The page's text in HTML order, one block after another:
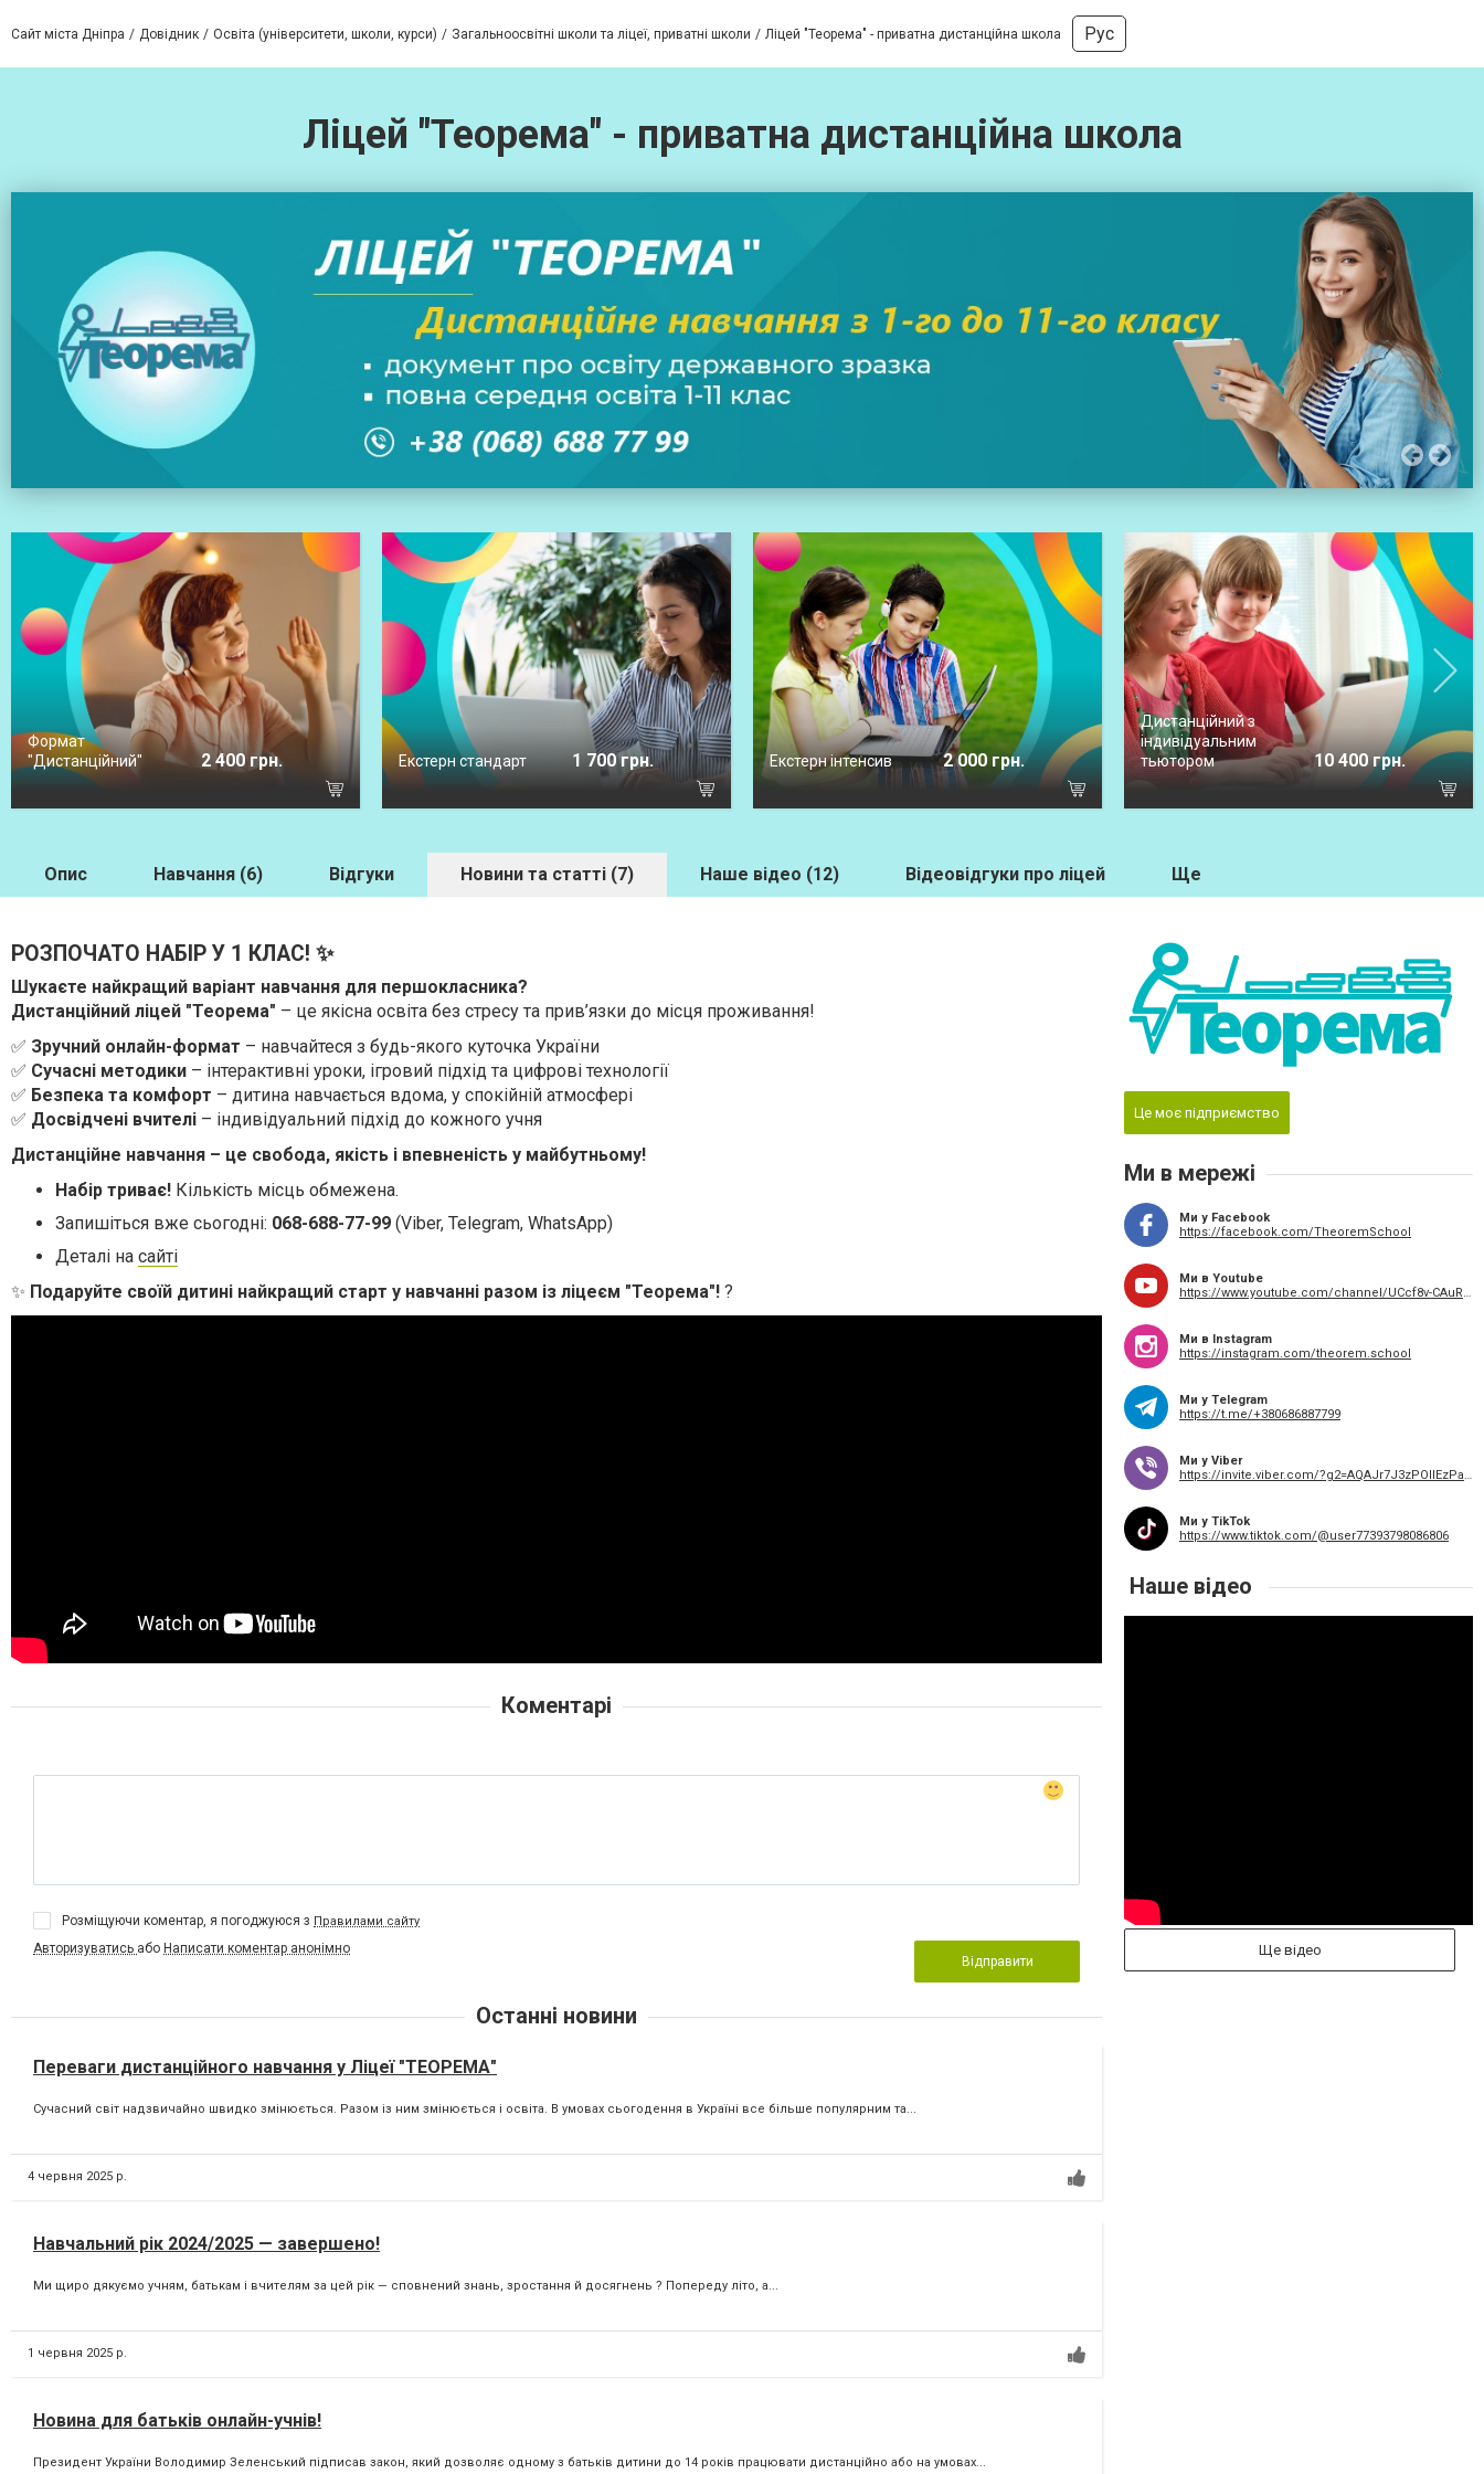
Сайт міста Дніпра Довідник Освіта (університети, школи, курси) Загальноосвітні школи та ліцеї, приватні школи Ліцей "Теорема" - приватна дистанційна школа Рус
Ліцей "Теорема" - приватна дистанційна школа
Формат
"Дистанційний"
2 400 грн. Екстерн стандарт 1 700 грн. Екстерн інтенсив 2 000 грн.
Дистанційний з
індивідуальним
тьютором
10 400 грн.
Опис Навчання (6) Відгуки Новини та статті (7) Наше відео (12) Відеовідгуки про ліцей Ще
РОЗПОЧАТО НАБІР У 1 КЛАС! ✨
Шукаєте найкращий варіант навчання для першокласника?
Дистанційний ліцей "Теорема" – це якісна освіта без стресу та прив’язки до місця проживання!
✅ Зручний онлайн-формат – навчайтеся з будь-якого куточка України
✅ Сучасні методики – інтерактивні уроки, ігровий підхід та цифрові технології
✅ Безпека та комфорт – дитина навчається вдома, у спокійній атмосфері
✅ Досвідчені вчителі – індивідуальний підхід до кожного учня
Дистанційне навчання – це свобода, якість і впевненість у майбутньому!
Набір триває! Кількість місць обмежена.
Запишіться вже сьогодні: 068-688-77-99 (Viber, Telegram, WhatsApp)
Деталі на сайті
✨ Подаруйте своїй дитині найкращий старт у навчанні разом із ліцеєм "Теорема"! ?
Коментарі
Розміщуючи коментар, я погоджуюся з Правилами сайту
Авторизуватись або Написати коментар анонімно
Відправити
Останні новини
Переваги дистанційного навчання у Ліцеї "ТЕОРЕМА"
Сучасний світ надзвичайно швидко змінюється. Разом із ним змінюється і освіта. В умовах сьогодення в Україні все більше популярним та...
4 червня 2025 р.
Навчальний рік 2024/2025 — завершено!
Ми щиро дякуємо учням, батькам і вчителям за цей рік — сповнений знань, зростання й досягнень ? Попереду літо, а...
1 червня 2025 р.
Новина для батьків онлайн-учнів!
Президент України Володимир Зеленський підписав закон, який дозволяє одному з батьків дитини до 14 років працювати дистанційно або на умовах...
Це моє підприємство
Ми в мережі
Ми у Facebook
https://facebook.com/TheoremSchool
Ми в Youtube
https://www.youtube.com/channel/UCcf8v-CAuRgxuFeE0cRpdPw
Ми в Instagram
https://instagram.com/theorem.school
Ми у Telegram
https://t.me/+380686887799
Ми у Viber
https://invite.viber.com/?g2=AQAJr7J3zPOllEzPa7hYMFQ44nO%2FmqVmsDStClPW2Y3W7ww2tgDE2vjBZqJqFVGY
Ми у TikTok
https://www.tiktok.com/@user77393798086806
Наше відео
Ще відео